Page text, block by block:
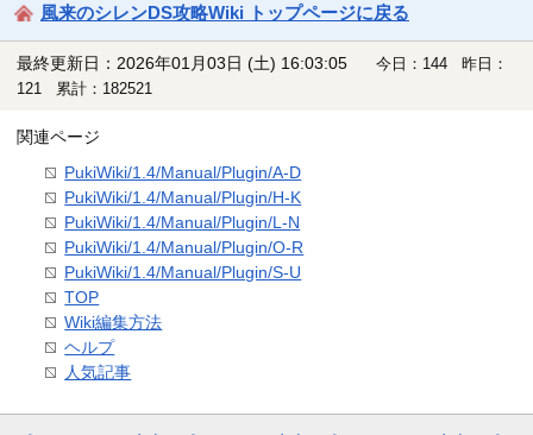
風来のシレンDS攻略Wiki トップページに戻る
最終更新日：2026年01月03日 (土) 16:03:05
今日：144 昨日：
121 累計：182521
関連ページ
PukiWiki/1.4/Manual/Plugin/A-D
PukiWiki/1.4/Manual/Plugin/H-K
PukiWiki/1.4/Manual/Plugin/L-N
PukiWiki/1.4/Manual/Plugin/O-R
PukiWiki/1.4/Manual/Plugin/S-U
TOP
Wiki編集方法
ヘルプ
人気記事